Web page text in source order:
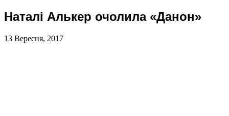
Наталі Алькер очолила «Данон»
13 Вересня, 2017